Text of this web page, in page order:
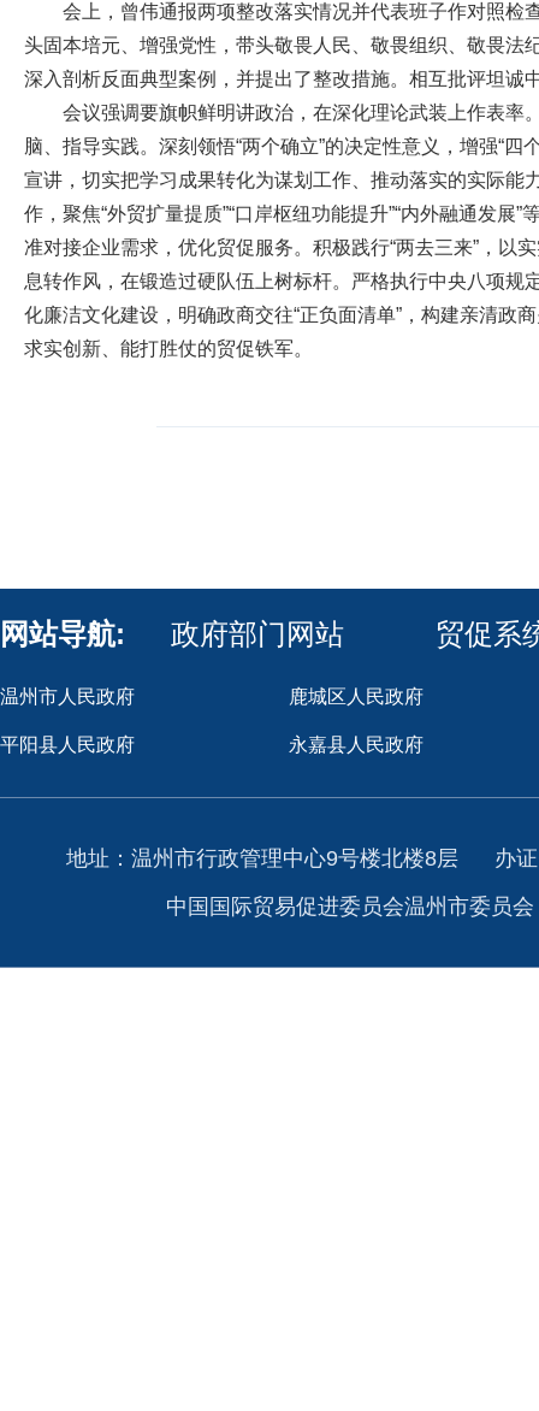
会上，曾伟通报两项整改落实情况并代表班子作对照检
头固本培元、增强党性，带头敬畏人民、敬畏组织、敬畏
深入剖析反面典型案例，并提出了整改措施。相互批评坦诚
会议强调要旗帜鲜明讲政治，在深化理论武装上作表率
脑、指导实践。深刻领悟“两个确立”的决定性意义，增强“
宣讲，切实把学习成果转化为谋划工作、推动落实的实际
作，聚焦“外贸扩量提质”“口岸枢纽功能提升”“内外融通发展
准对接企业需求，优化贸促服务。积极践行“两去三来”，以
息转作风，在锻造过硬队伍上树标杆。严格执行中央八项
化廉洁文化建设，明确政商交往“正负面清单”，构建亲清政
求实创新、能打胜仗的贸促铁军。
网站导航: 政府部门网站 贸促系
温州市人民政府 鹿城区人民政府
平阳县人民政府 永嘉县人民政府
地址：温州市行政管理中心9号楼北楼8层
办
中国国际贸易促进委员会温州市委员